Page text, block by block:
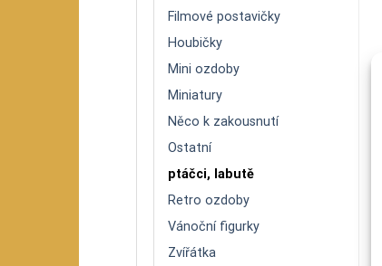
Filmové postavičky
Houbičky
Mini ozdoby
Miniatury
Něco k zakousnutí
Ostatní
ptáčci, labutě
Retro ozdoby
Vánoční figurky
ZvířátkaVÁNOČNÍ OZDOBY